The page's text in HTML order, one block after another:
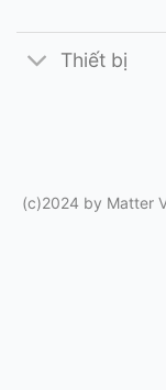
Thiết bị
(c)2024 by Matter